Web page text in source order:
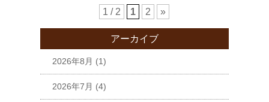
1 / 2 1 2 »
アーカイブ
2026年8月 (1)
2026年7月 (4)